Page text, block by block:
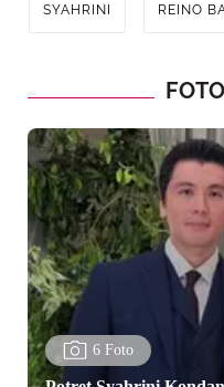
SYAHRINI REINO
6 Foto